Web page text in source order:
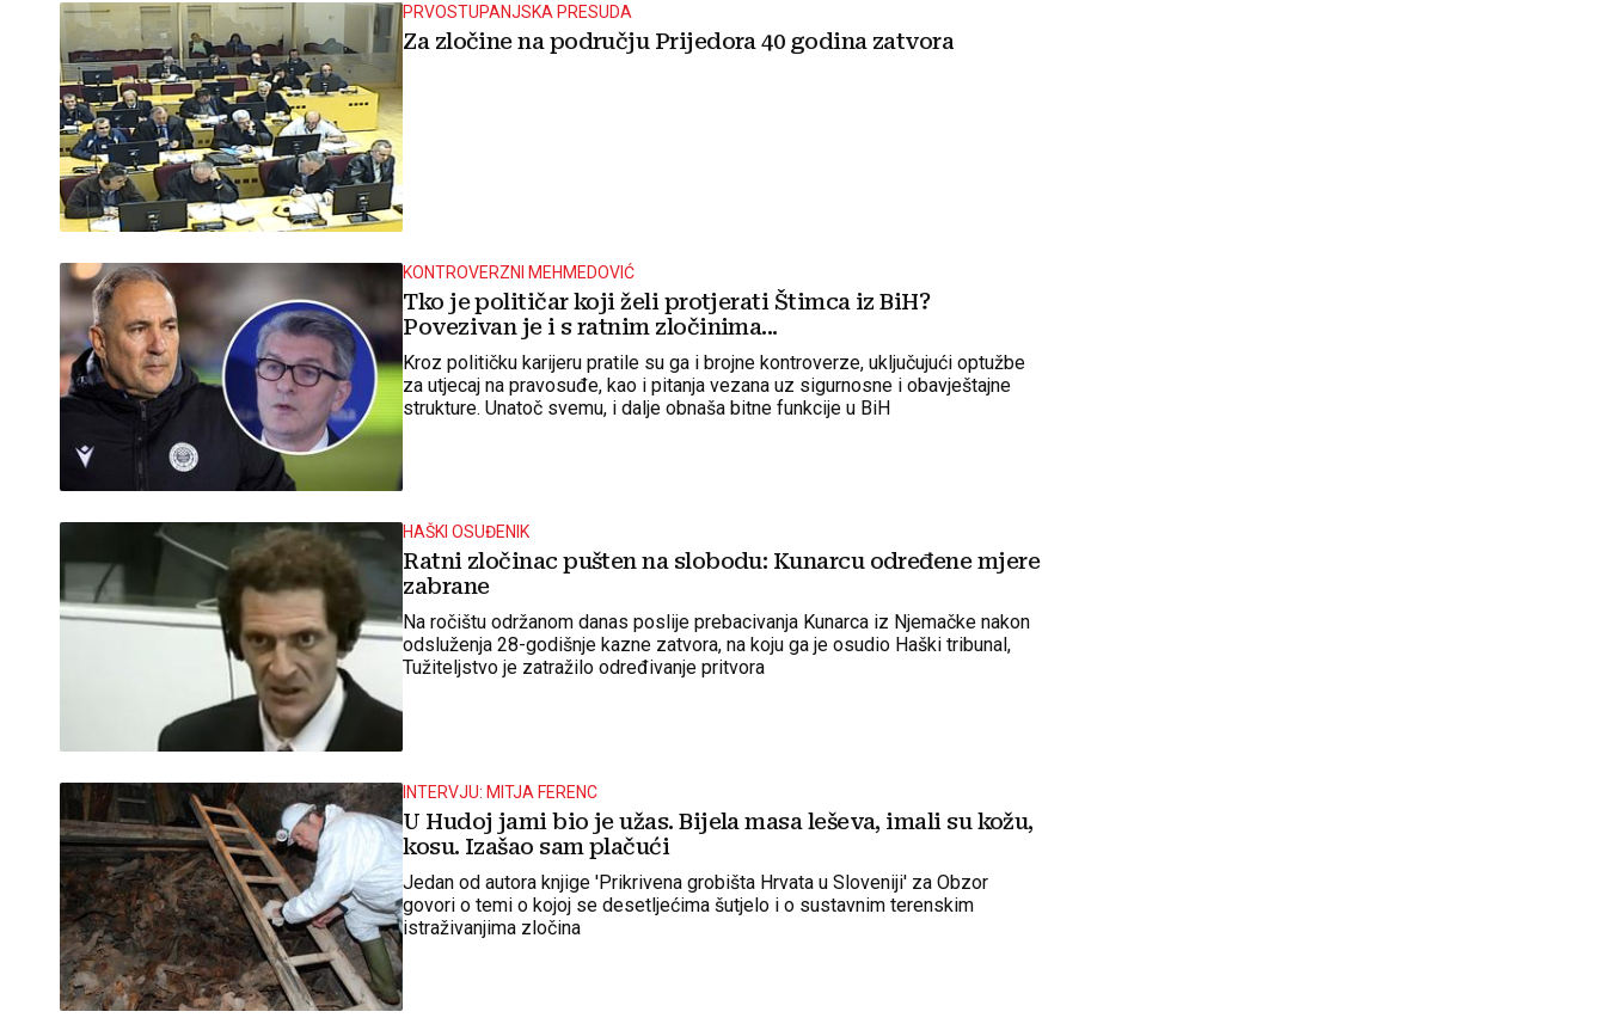
PRVOSTUPANJSKA PRESUDA
Za zločine na području Prijedora 40 godina zatvora
KONTROVERZNI MEHMEDOVIĆ
Tko je političar koji želi protjerati Štimca iz BiH?
Povezivan je i s ratnim zločinima...
Kroz političku karijeru pratile su ga i brojne kontroverze, uključujući optužbe
za utjecaj na pravosuđe, kao i pitanja vezana uz sigurnosne i obavještajne
strukture. Unatoč svemu, i dalje obnaša bitne funkcije u BiH
HAŠKI OSUĐENIK
Ratni zločinac pušten na slobodu: Kunarcu određene mjere
zabrane
Na ročištu održanom danas poslije prebacivanja Kunarca iz Njemačke nakon
odsluženja 28-godišnje kazne zatvora, na koju ga je osudio Haški tribunal,
Tužiteljstvo je zatražilo određivanje pritvora
INTERVJU: MITJA FERENC
U Hudoj jami bio je užas. Bijela masa leševa, imali su kožu,
kosu. Izašao sam plačući
Jedan od autora knjige 'Prikrivena grobišta Hrvata u Sloveniji' za Obzor
govori o temi o kojoj se desetljećima šutjelo i o sustavnim terenskim
istraživanjima zločina